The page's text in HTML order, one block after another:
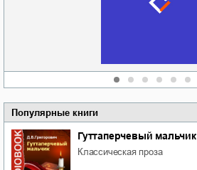
Популярные книги
Гуттаперчевый мальчик
классическая проза